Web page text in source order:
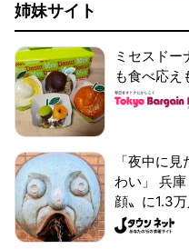
姉妹サイト
ミセスドー
も食べ応え
「夜中に
わい」 兵
顔〟に1.3